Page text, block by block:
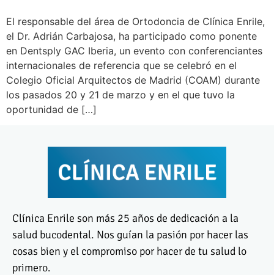
El responsable del área de Ortodoncia de Clínica Enrile,
el Dr. Adrián Carbajosa, ha participado como ponente
en Dentsply GAC Iberia, un evento con conferenciantes
internacionales de referencia que se celebró en el
Colegio Oficial Arquitectos de Madrid (COAM) durante
los pasados 20 y 21 de marzo y en el que tuvo la
oportunidad de […]
Clínica Enrile son más 25 años de dedicación a la
salud bucodental. Nos guían la pasión por hacer las
cosas bien y el compromiso por hacer de tu salud lo
primero.